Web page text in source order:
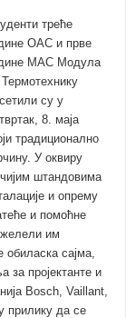
треће
ОАС и прве
МАС Модула
Термотехнику
су у
8. маја
традиционално
У оквиру
штандовима
и опрему
и помоћне
им
сајма,
за пројектанте и
Bosch, Vaillant,
прилику да се